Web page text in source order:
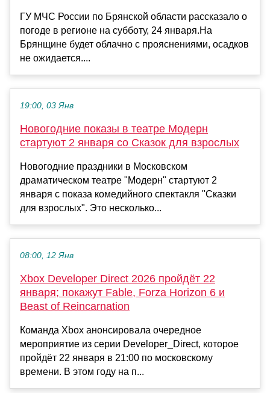
ГУ МЧС России по Брянской области рассказало о
погоде в регионе на субботу, 24 января.На
Брянщине будет облачно с прояснениями, осадков
не ожидается....
19:00, 03 Янв
Новогодние показы в театре Модерн
стартуют 2 января со Сказок для взрослых
Новогодние праздники в Московском
драматическом театре "Модерн" стартуют 2
января с показа комедийного спектакля "Сказки
для взрослых". Это несколько...
08:00, 12 Янв
Xbox Developer Direct 2026 пройдёт 22
января; покажут Fable, Forza Horizon 6 и
Beast of Reincarnation
Команда Xbox анонсировала очередное
мероприятие из серии Developer_Direct, которое
пройдёт 22 января в 21:00 по московскому
времени. В этом году на п...